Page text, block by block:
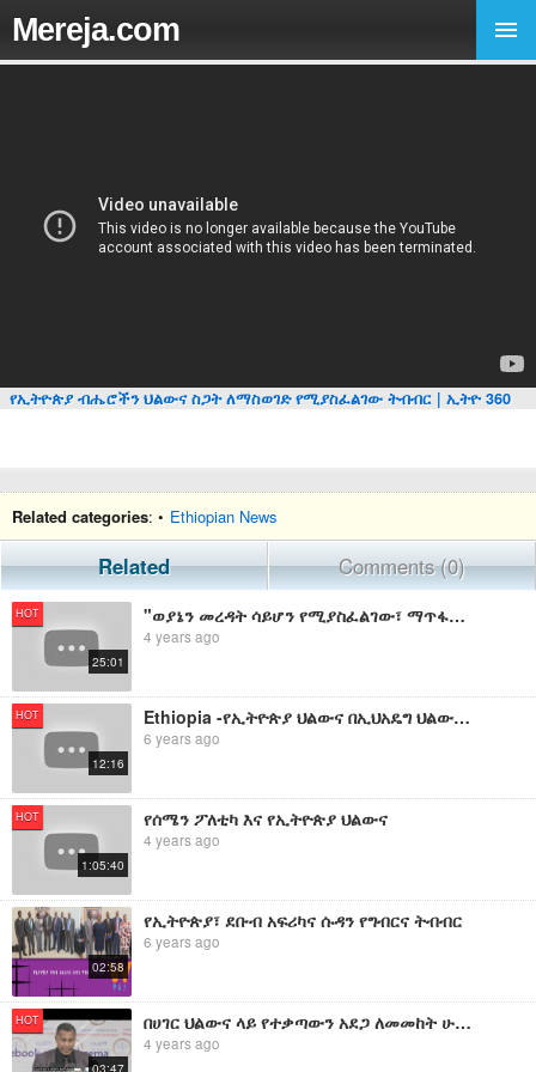
Mereja.com
የኢትዮጵያ ብሔሮችን ህልውና ስጋት ለማስወገድ የሚያስፈልገው ትብብር | ኢትዮ 360
Related categories: • Ethiopian News
Related Comments (0)
HOT
25:01
"ወያኔን መረዳት ሳይሆን የሚያስፈልገው፣ ማጥፋት ነው የሚያስፈልገው!" ሙሐዘጥበባት ዲ/ን ዳንኤል ክብረት
4 years ago
HOT
12:16
Ethiopia -የኢትዮጵያ ህልውና በኢህአዴግ ህልውና ላይ ከመመስረት መቼ ይወጣል?
6 years ago
HOT
1:05:40
የሰሜን ፖለቲካ እና የኢትዮጵያ ህልውና
4 years ago
02:58
የኢትዮጵያ፣ ደቡብ አፍሪካና ሱዳን የግብርና ትብብር
6 years ago
HOT
03:47
በሀገር ህልውና ላይ የተቃጣውን አደጋ ለመመከት ሁሉም ፓርቲዎች በጋራ እንዲቆሙ የኢትዮጵያ ዜጎች ለማህበራዊ ፍትህ ፓርቲ ኢዜማ ጥሪ አቀረበ።
4 years ago